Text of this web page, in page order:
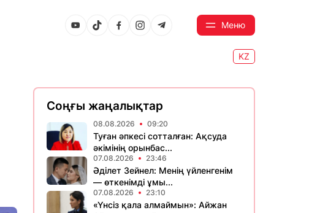
Меню
KZ
Соңғы жаңалықтар
08.08.2026 09:20
Туған әпкесі сотталған: Ақсуда
әкімінің орынбас...
07.08.2026 23:46
Әділет Зейнел: Менің үйленгенім
— өткенімді ұмы...
07.08.2026 23:10
«Үнсіз қала алмаймын»: Айжан